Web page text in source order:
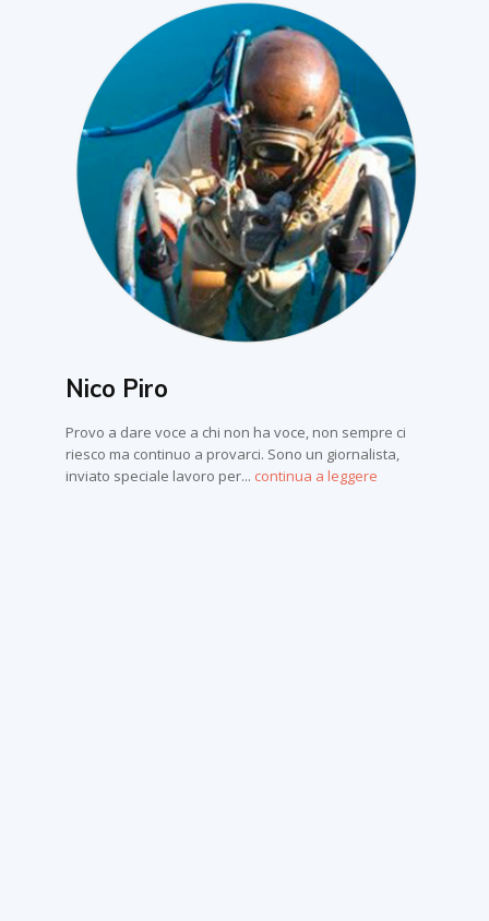
Nico Piro
Provo a dare voce a chi non ha voce, non sempre ci
riesco ma continuo a provarci. Sono un giornalista,
inviato speciale lavoro per... continua a leggere